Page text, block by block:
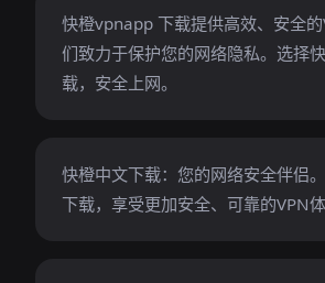
快橙vpnapp 下载提供高效、安全
们致力于保护您的网络隐私。选择
载，安全上网。
快橙中文下载：您的网络安全伴侣
下载，享受更加安全、可靠的VPN体